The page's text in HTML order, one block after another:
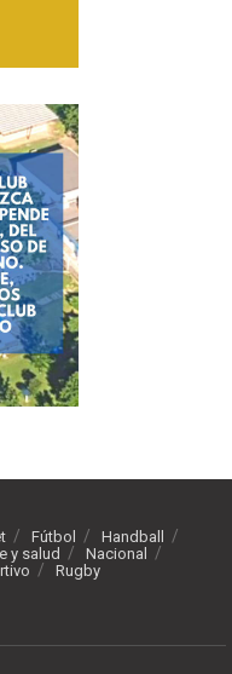
Fútbol
Handball
y salud
Nacional
Rugby